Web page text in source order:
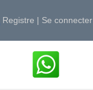
Registre | Se connecter